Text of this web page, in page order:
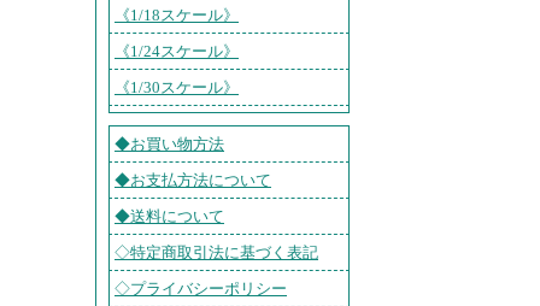
《1/18スケール》
《1/24スケール》
《1/30スケール》
◆お買い物方法
◆お支払方法について
◆送料について
◇特定商取引法に基づく表記
◇プライバシーポリシー